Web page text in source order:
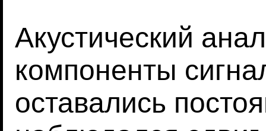
Акустический
компоненты
оставались